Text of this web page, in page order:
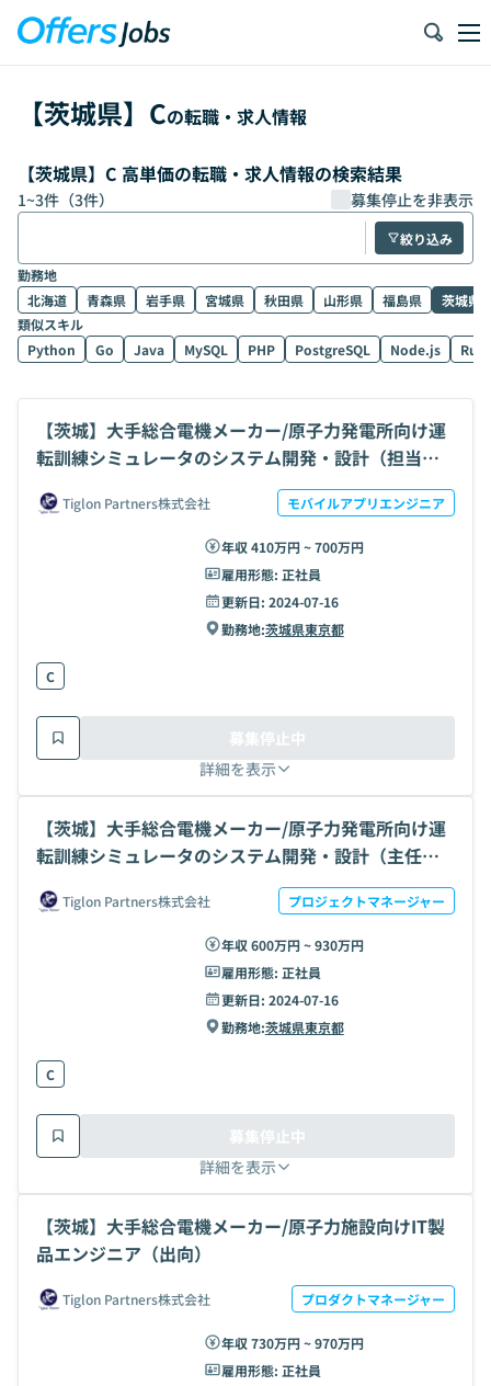
【茨城県】 Cの転職・求人情報
【茨城県】C 高単価の転職・求人情報の検索結果
1~3件（3件） 募集停止を非表示
絞り込み
勤務地
北海道
青森県 岩手県 宮城県 秋田県 山形県 福島県
茨城県
類似スキル
Python
Go Java MySQL PHP PostgreSQL Node.js
【茨城】大手総合電機メーカー/原子力発電所向け運
転訓練シミュレータのシステム開発・設計（担当者
Tiglon Partners株式会社 モバイルアプリエンジニア
年収 410万円 ~ 700万円
雇用形態: 正社員
更新日: 2024-07-16
勤務地:茨城県東京都
C
詳細を表示
募集停止中
【茨城】大手総合電機メーカー/原子力発電所向け運
転訓練シミュレータのシステム開発・設計（主任ク
Tiglon Partners株式会社 プロジェクトマネージャー
年収 600万円 ~ 930万円
雇用形態: 正社員
更新日: 2024-07-16
勤務地:茨城県東京都
C
詳細を表示
募集停止中
【茨城】大手総合電機メーカー/原子力施設向けIT製
品エンジニア（出向）
Tiglon Partners株式会社 プロダクトマネージャー
年収 730万円 ~ 970万円
雇用形態: 正社員